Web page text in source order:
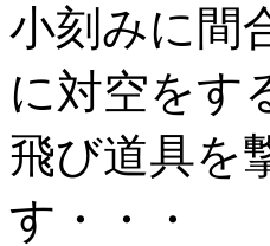
小刻みに間
に対空をす
飛び道具を
す・・・